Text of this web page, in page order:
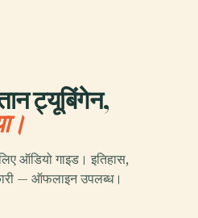
ट्यूबिंगेन,
ऑडियो गाइड। इतिहास,
— ऑफलाइन उपलब्ध।